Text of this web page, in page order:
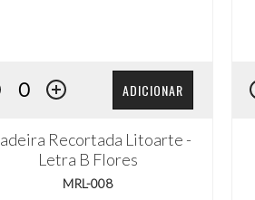
ADICIONAR
Recortada Litoarte -
Letra B Flores
MRL-008